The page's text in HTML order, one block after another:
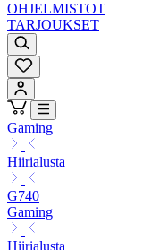
OHJELMISTOT
TARJOUKSET
Gaming
Hiirialusta
G740
Gaming
Hiirialusta